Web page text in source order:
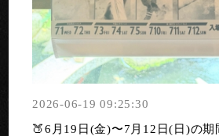
2026-06-19 09:25:30
🍑6月19日(金)〜7月12日(日)の期